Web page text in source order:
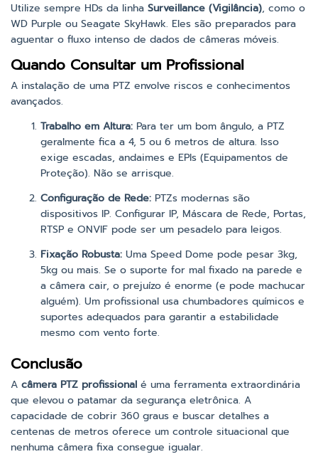
Utilize sempre HDs da linha Surveillance (Vigilância), como o
WD Purple ou Seagate SkyHawk. Eles são preparados para
aguentar o fluxo intenso de dados de câmeras móveis.
Quando Consultar um Profissional
A instalação de uma PTZ envolve riscos e conhecimentos
avançados.
Trabalho em Altura: Para ter um bom ângulo, a PTZ
geralmente fica a 4, 5 ou 6 metros de altura. Isso
exige escadas, andaimes e EPIs (Equipamentos de
Proteção). Não se arrisque.
Configuração de Rede: PTZs modernas são
dispositivos IP. Configurar IP, Máscara de Rede, Portas,
RTSP e ONVIF pode ser um pesadelo para leigos.
Fixação Robusta: Uma Speed Dome pode pesar 3kg,
5kg ou mais. Se o suporte for mal fixado na parede e
a câmera cair, o prejuízo é enorme (e pode machucar
alguém). Um profissional usa chumbadores químicos e
suportes adequados para garantir a estabilidade
mesmo com vento forte.
Conclusão
A câmera PTZ profissional é uma ferramenta extraordinária
que elevou o patamar da segurança eletrônica. A
capacidade de cobrir 360 graus e buscar detalhes a
centenas de metros oferece um controle situacional que
nenhuma câmera fixa consegue igualar.